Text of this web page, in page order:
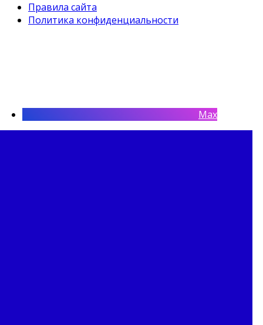
Правила сайта
Политика конфиденциальности
Max